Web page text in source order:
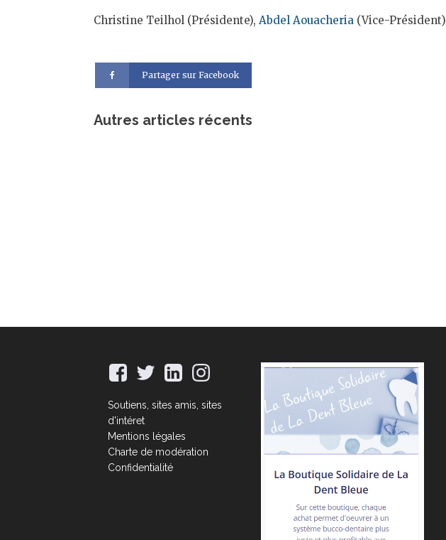
Christine Teilhol (Présidente), Abdel Aouacheria (Vice-Président)
Partager sur Facebook
Autres articles récents
Soutiens, sites amis, sites
d'intéret
Mentions légales
Charte de modération
Confidentialité